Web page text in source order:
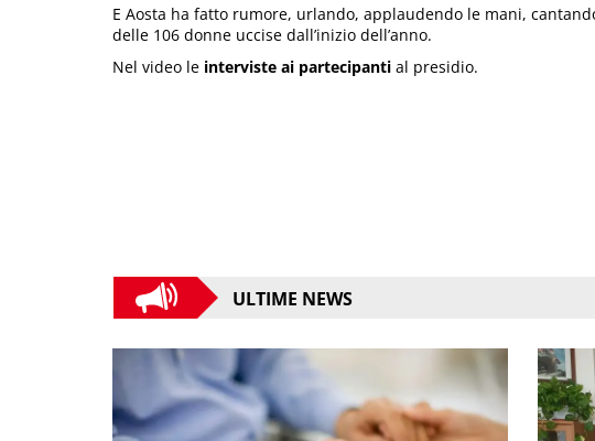
E Aosta ha fatto rumore, urlando, applaudendo le mani,
delle 106 donne uccise dall’inizio dell’anno.
Nel video le interviste ai partecipanti al presidio.
ULTIME NEWS